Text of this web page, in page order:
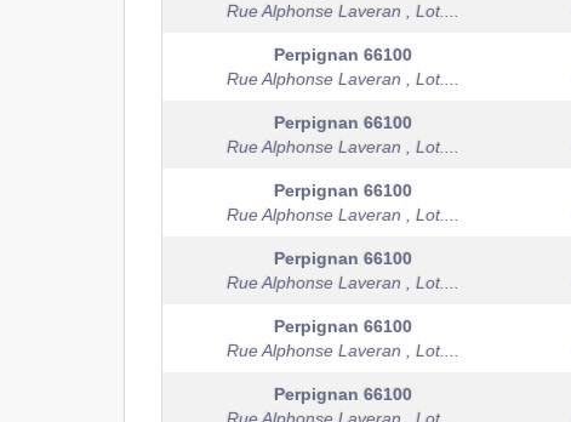
Rue Alphonse Laveran , Lot....
Perpignan 66100
Rue Alphonse Laveran , Lot....
Perpignan 66100
Rue Alphonse Laveran , Lot....
Perpignan 66100
Rue Alphonse Laveran , Lot....
Perpignan 66100
Rue Alphonse Laveran , Lot....
Perpignan 66100
Rue Alphonse Laveran , Lot....
Perpignan 66100